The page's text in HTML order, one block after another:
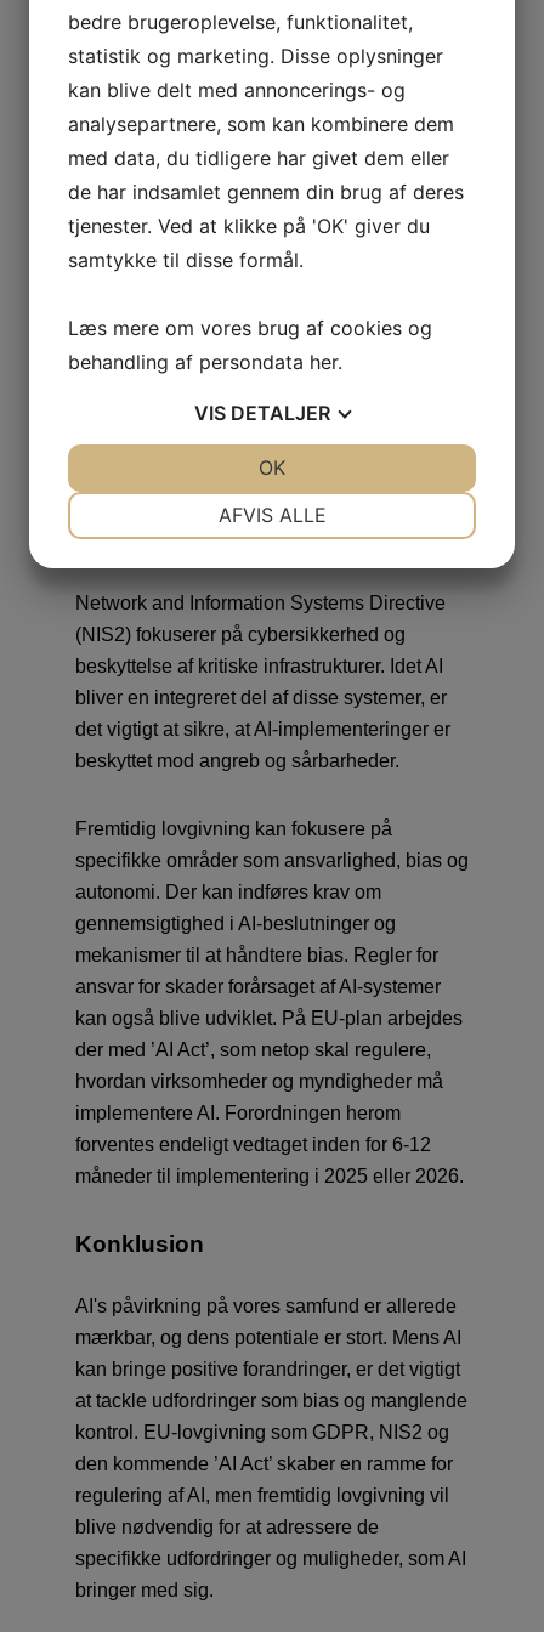
Der er også risiko for at miste kontrol over AI-
systemer. Når AI bliver mere kompleks og
autonomt, kan det blive svært at forudsige,
hvordan det vil reagere i forskellige
situationer. Dette rejser spørgsmål om både
ansvar og ansvarlighed.
AI og lovgivning: GDPR, NIS2 og
EU har erkendt behovet for at regulere AI og
beskytte borgernes rettigheder. GDPR er
allerede et skridt i denne retning, idet det
styrer, hvordan personlige data behandles.
GDPR's principper om databeskyttelse,
gennemsigtighed og samtykke er også
relevante for AI-applikationer.
Network and Information Systems Direc­tive
(NIS2) fokuserer på cybersikkerhed og
beskyttelse af kritiske infrastrukturer. Idet AI
bliver en integreret del af disse systemer, er
det vigtigt at sikre, at AI-implementeringer er
beskyttet mod angreb og sårbarheder.
Fremtidig lovgivning kan fokusere på
specifikke områder som ansvarlighed, bias og
autonomi. Der kan indføres krav om
gennemsigtighed i AI-beslutninger og
mekanismer til at håndtere bias. Regler for
ansvar for skader forårsaget af AI-systemer
kan også blive udviklet. På EU-plan arbejdes
der med ’AI Act’, som netop skal regulere,
hvordan virksomheder og myndigheder må
implementere AI. Forordningen herom
forventes endeligt vedtaget inden for 6-12
måneder til implementering i 2025 eller 2026.
Konklusion
AI's påvirkning på vores samfund er allerede
mærkbar, og dens potentiale er stort. Mens AI
kan bringe positive forandringer, er det vigtigt
at tackle udfordringer som bias og manglende
kontrol. EU-lovgivning som GDPR, NIS2 og
den kommende ’AI Act’ skaber en ramme for
regulering af AI, men fremtidig lovgivning vil
blive nødvendig for at adressere de
specifikke udfordringer og muligheder, som AI
bringer med sig.
bedre brugeroplevelse, funktionalitet,
statistik og marketing. Disse oplysninger
kan blive delt med annoncerings- og
analysepartnere, som kan kombinere dem
med data, du tidligere har givet dem eller
de har indsamlet gennem din brug af deres
tjenester. Ved at klikke på 'OK' giver du
samtykke til disse formål.
Læs mere om vores brug af cookies og
behandling af persondata her.
VIS DETALJER
AFVIS ALLE
OK